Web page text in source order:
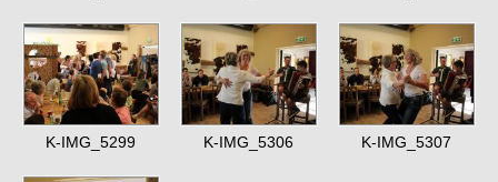
K-IMG_5299 K-IMG_5306 K-IMG_5307